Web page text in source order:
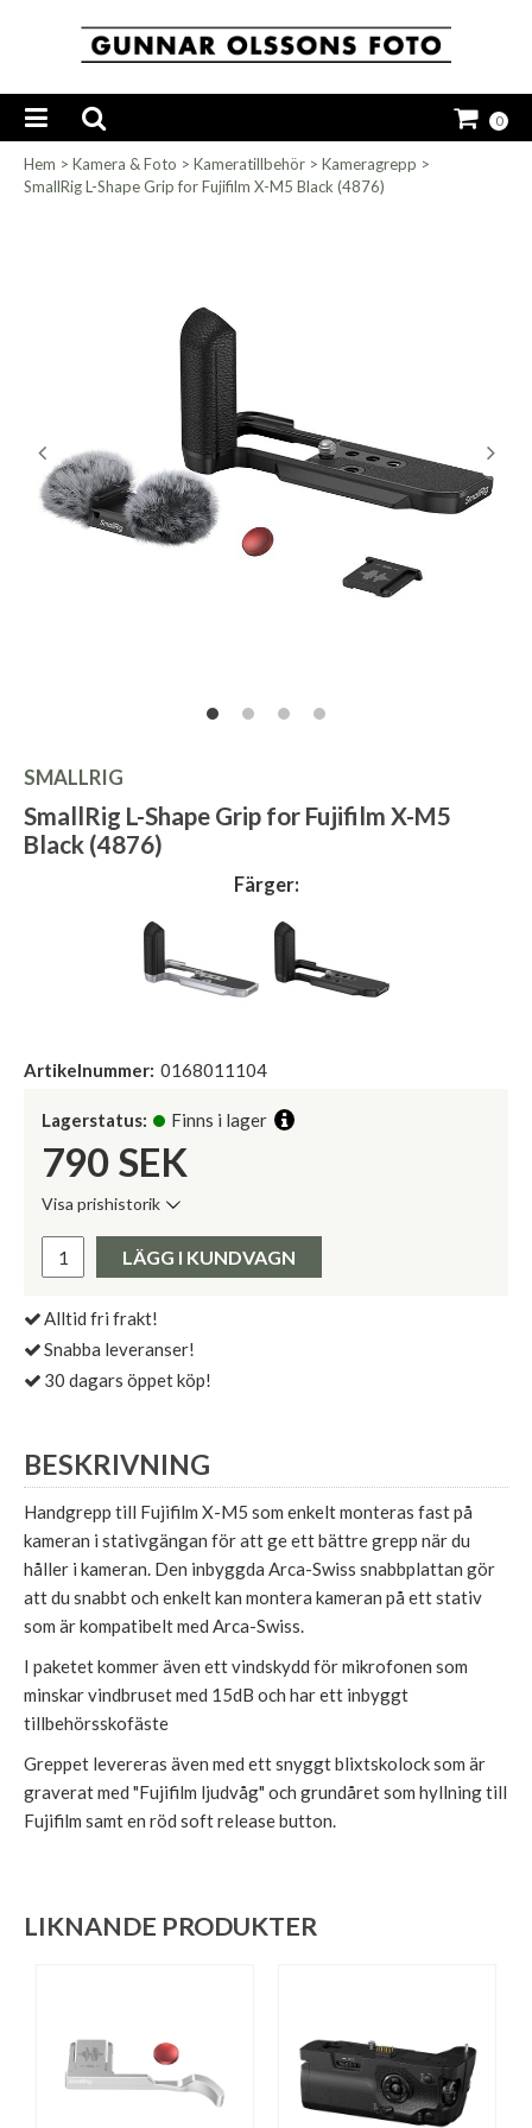
0
Hem > Kamera & Foto > Kameratillbehör > Kameragrepp >
SmallRig L-Shape Grip for Fujifilm X-M5 Black (4876)
SMALLRIG
SmallRig L-Shape Grip for Fujifilm X-M5
Black (4876)
Färger:
Artikelnummer: 0168011104
Lagerstatus: Finns i lager
790 SEK
Visa prishistorik
Pris:
LÄGG I KUNDVAGN
Alltid fri frakt!
Snabba leveranser!
30 dagars öppet köp!
BESKRIVNING
Handgrepp till Fujifilm X-M5 som enkelt monteras fast på
kameran i stativgängan för att ge ett bättre grepp när du
håller i kameran. Den inbyggda Arca-Swiss snabbplattan gör
att du snabbt och enkelt kan montera kameran på ett stativ
som är kompatibelt med Arca-Swiss.
I paketet kommer även ett vindskydd för mikrofonen som
minskar vindbruset med 15dB och har ett inbyggt
tillbehörsskofäste
Greppet levereras även med ett snyggt blixtskolock som är
graverat med "Fujifilm ljudvåg" och grundåret som hyllning till
Fujifilm samt en röd soft release button.
LIKNANDE PRODUKTER